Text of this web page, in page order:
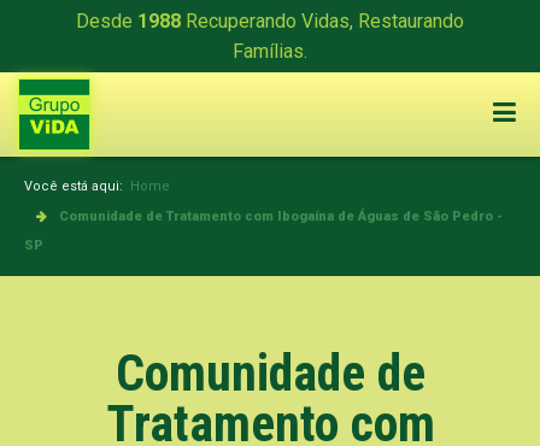
Desde 1988 Recuperando Vidas, Restaurando
Famílias.
Você está aqui: Home
Comunidade de Tratamento com Ibogaína de Águas de São Pedro -
SP
Comunidade de
Tratamento com